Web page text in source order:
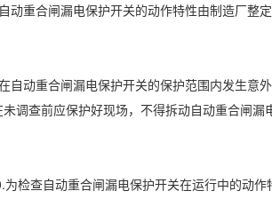
重合闸漏电保护开关的动作特性由制造厂整
动重合闸漏电保护开关的保护范围内发生意
未调查前应保护好现场，不得拆动自动重合闸漏
检查自动重合闸漏电保护开关在运行中的动作